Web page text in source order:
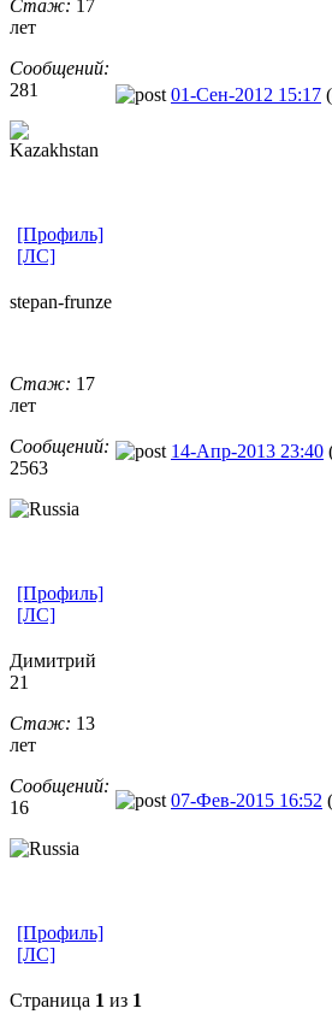
Стаж: 17
лет
Сообщений:
281
01-Сен-2012 15:17
[Профиль]
[ЛС]
stepan-frunz​e
Стаж: 17
лет
Сообщений:
2563
14-Апр-2013 23:40
[Профиль]
[ЛС]
Димитрий
21
Стаж: 13
лет
Сообщений:
16
07-Фев-2015 16:52
[Профиль]
[ЛС]
Страница 1 из 1